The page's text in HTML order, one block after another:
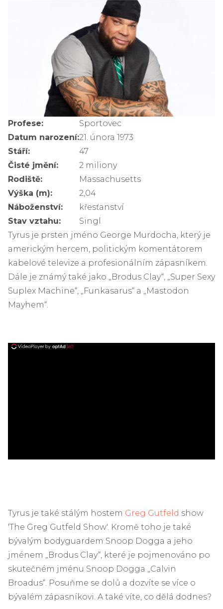
Profese:
Sportovec
Datum narození:21. února 1973
Stáří:
47
Čisté jmění:
2 miliony
Rodiště:
Massachusetts
Výška (m):
2,04
Náboženství:
křesťanství
Stav vztahu:
Singl
Tyrus je prsten jméno George Murdocha, který je
americkým hercem, politickým komentátorem
kabelové televize a profesionálním zápasníkem.
Dále je známý také jako „Brodus Clay“, „Super Sexy
Suplex Machine“, „Funkasarus“ a „Mastodon
Mayhem“.
Tyrus je také stálým hostem Greg Gutfeld show
'The Greg Gutfeld Show'. Kromě toho je také
bývalým bodyguardem Snoop Dogga a jeho
jménem „Brodus Clay“, které je pojmenováno po
skutečném jménu Snoop Dogga „Calvin
Broadus“. Posuňme se dolů a dozvíte se více o
bývalém zápasníkovi. A také víte, co dělá dodnes?